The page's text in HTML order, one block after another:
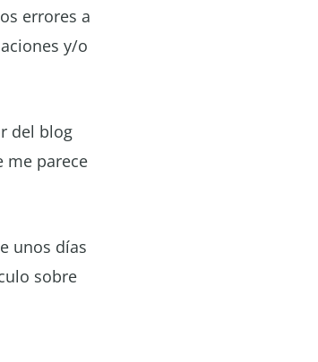
errores a
y/o
del blog
me parece
unos días
sobre